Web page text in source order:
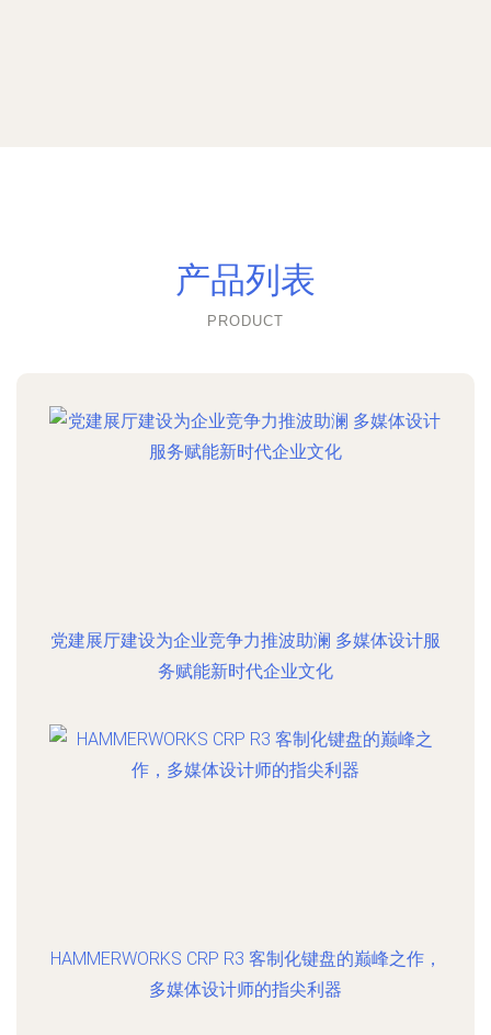
产品列表
PRODUCT
党建展厅建设为企业竞争力推波助澜 多媒体设计服
务赋能新时代企业文化
HAMMERWORKS CRP R3 客制化键盘的巅峰之作，
多媒体设计师的指尖利器